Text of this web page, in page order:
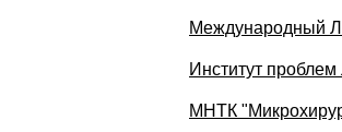
Международный
Институт
МНТК